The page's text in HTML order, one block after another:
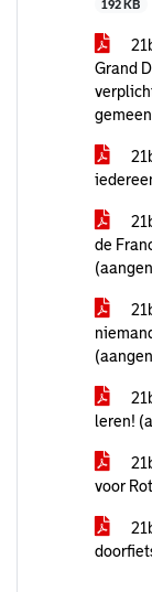
192 KB
Grand
de
leren!
voor